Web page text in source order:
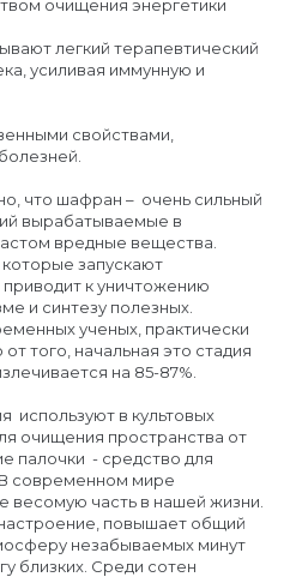
очищения энергетики
легкий терапевтический
усиливая иммунную и
свойствами,
что шафран – очень сильный
вырабатываемые в
вредные вещества.
запускают
к уничтожению
и синтезу полезных.
ученых, практически
того, начальная это стадия
на 85-87%.
используют в культовых
очищения пространства от
палочки - средство для
современном мире
весомую часть в нашей жизни.
повышает общий
незабываемых минут
близких. Среди сотен